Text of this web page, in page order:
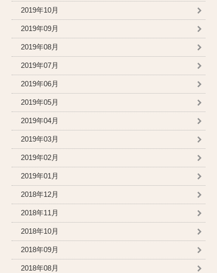
2019年10月
2019年09月
2019年08月
2019年07月
2019年06月
2019年05月
2019年04月
2019年03月
2019年02月
2019年01月
2018年12月
2018年11月
2018年10月
2018年09月
2018年08月